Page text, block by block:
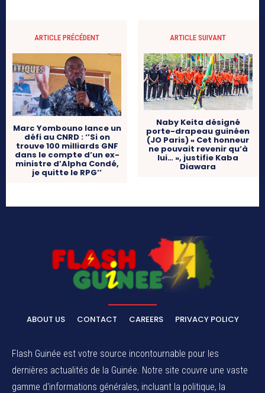
ARTICLE PRÉCÉDENT
Marc Yombouno lance un
défi au CNRD : ‘’Si on
trouve 100 milliards GNF
dans le compte d’un ex-
ministre d’Alpha Condé,
je quitte le RPG’’
ARTICLE SUIVANT
Naby Keita désigné
porte-drapeau guinéen
(JO Paris) « Cet honneur
ne pouvait revenir qu’à
lui… », justifie Kaba
Diawara
ABOUT US CONTACT CAREERS PRIVACY POLICY
Flash Guinée est votre source incontournable pour les
dernières actualités de la Guinée. Notre site couvre une vaste
gamme d'informations générales, incluant la politique, la